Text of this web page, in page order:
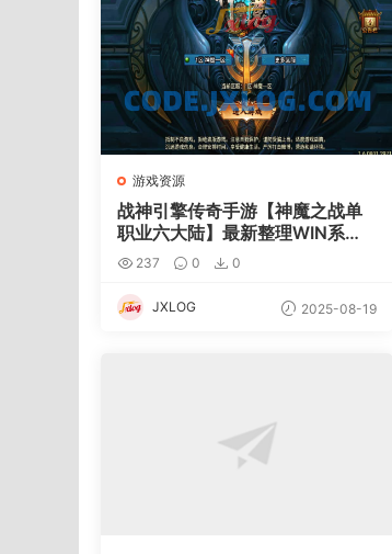
游戏资源
战神引擎传奇手游【神魔之战单
职业六大陆】最新整理WIN系特
色服务端+安卓+GM后台+详细搭
237 0 0
JXLOG 2025-08-19